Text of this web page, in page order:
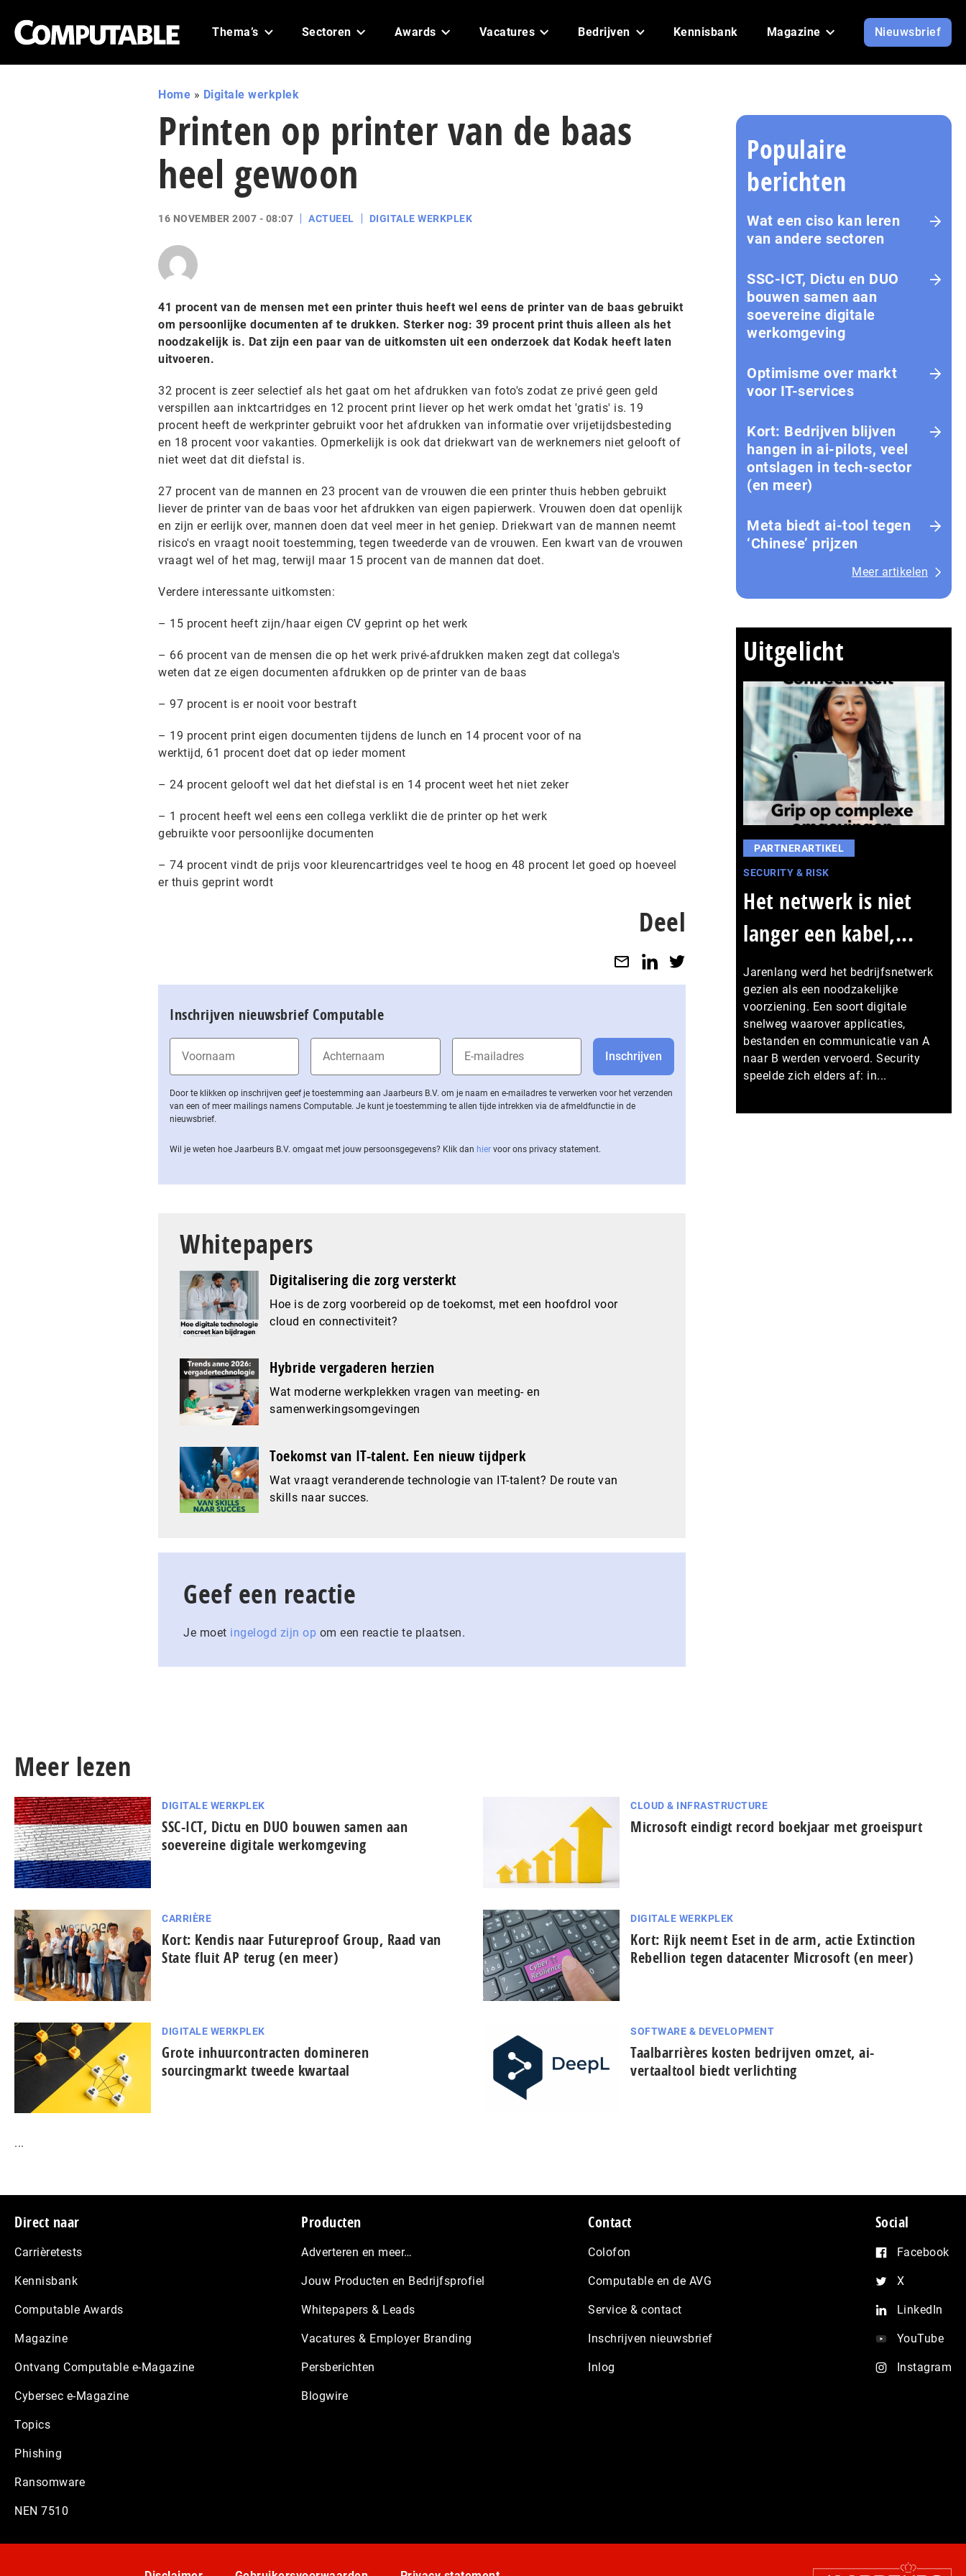
Thema’s Sectoren Awards Vacatures Bedrijven Kennisbank Magazine Nieuwsbrief
Home » Digitale werkplek
Printen op printer van de baas
heel gewoon
16 NOVEMBER 2007 - 08:07 ACTUEEL DIGITALE WERKPLEK
41 procent van de mensen met een printer thuis heeft wel eens de printer van de baas gebruikt
om persoonlijke documenten af te drukken. Sterker nog: 39 procent print thuis alleen als het
noodzakelijk is. Dat zijn een paar van de uitkomsten uit een onderzoek dat Kodak heeft laten
uitvoeren.
32 procent is zeer selectief als het gaat om het afdrukken van foto's zodat ze privé geen geld
verspillen aan inktcartridges en 12 procent print liever op het werk omdat het 'gratis' is. 19
procent heeft de werkprinter gebruikt voor het afdrukken van informatie over vrijetijdsbesteding
en 18 procent voor vakanties. Opmerkelijk is ook dat driekwart van de werknemers niet gelooft of
niet weet dat dit diefstal is.
27 procent van de mannen en 23 procent van de vrouwen die een printer thuis hebben gebruikt
liever de printer van de baas voor het afdrukken van eigen papierwerk. Vrouwen doen dat openlijk
en zijn er eerlijk over, mannen doen dat veel meer in het geniep. Driekwart van de mannen neemt
risico's en vraagt nooit toestemming, tegen tweederde van de vrouwen. Een kwart van de vrouwen
vraagt wel of het mag, terwijl maar 15 procent van de mannen dat doet.
Verdere interessante uitkomsten:
– 15 procent heeft zijn/haar eigen CV geprint op het werk
– 66 procent van de mensen die op het werk privé-afdrukken maken zegt dat collega's
weten dat ze eigen documenten afdrukken op de printer van de baas
– 97 procent is er nooit voor bestraft
– 19 procent print eigen documenten tijdens de lunch en 14 procent voor of na
werktijd, 61 procent doet dat op ieder moment
– 24 procent gelooft wel dat het diefstal is en 14 procent weet het niet zeker
– 1 procent heeft wel eens een collega verklikt die de printer op het werk
gebruikte voor persoonlijke documenten
– 74 procent vindt de prijs voor kleurencartridges veel te hoog en 48 procent let goed op hoeveel
er thuis geprint wordt
Deel
Inschrijven nieuwsbrief Computable
Door te klikken op inschrijven geef je toestemming aan Jaarbeurs B.V. om je naam en e-mailadres te verwerken voor het verzenden
van een of meer mailings namens Computable. Je kunt je toestemming te allen tijde intrekken via de af­meld­func­tie in de
nieuwsbrief.
Wil je weten hoe Jaarbeurs B.V. omgaat met jouw per­soons­ge­ge­vens? Klik dan hier voor ons privacy statement.
Whitepapers
Digitalisering die zorg versterkt
Hoe is de zorg voorbereid op de toekomst, met een hoofdrol voor
cloud en connectiviteit?
Hybride vergaderen herzien
Wat moderne werkplekken vragen van meeting- en
samenwerkingsomgevingen
Toekomst van IT-talent. Een nieuw tijdperk
Wat vraagt veranderende technologie van IT-talent? De route van
skills naar succes.
Geef een reactie
Je moet ingelogd zijn op om een reactie te plaatsen.
Populaire
berichten
Wat een ciso kan leren
van andere sectoren
SSC-ICT, Dictu en DUO
bouwen samen aan
soevereine digitale
werkomgeving
Optimisme over markt
voor IT-services
Kort: Bedrijven blijven
hangen in ai-pilots, veel
ontslagen in tech-sector
(en meer)
Meta biedt ai-tool tegen
‘Chinese’ prijzen
Meer artikelen
Uitgelicht
PARTNERARTIKEL
SECURITY & RISK
Het netwerk is niet
langer een kabel,...
Jarenlang werd het bedrijfsnetwerk
gezien als een noodzakelijke
voorziening. Een soort digitale
snelweg waarover applicaties,
bestanden en communicatie van A
naar B werden vervoerd. Security
speelde zich elders af: in...
Meer lezen
DIGITALE WERKPLEK
SSC-ICT, Dictu en DUO bouwen samen aan
soevereine digitale werkomgeving
CLOUD & INFRASTRUCTURE
Microsoft eindigt record boekjaar met groeispurt
CARRIÈRE
Kort: Kendis naar Futureproof Group, Raad van
State fluit AP terug (en meer)
DIGITALE WERKPLEK
Kort: Rijk neemt Eset in de arm, actie Extinction
Rebellion tegen datacenter Microsoft (en meer)
DIGITALE WERKPLEK
Grote inhuurcontracten domineren
sourcingmarkt tweede kwartaal
SOFTWARE & DEVELOPMENT
Taal­bar­ri­è­res kosten bedrijven omzet, ai-
vertaaltool biedt verlichting
...
Footer
Direct naar
Carrièretests
Kennisbank
Computable Awards
Magazine
Ontvang Computable e-Magazine
Cybersec e-Magazine
Topics
Phishing
Ransomware
NEN 7510
Producten
Adverteren en meer…
Jouw Producten en Bedrijfsprofiel
Whitepapers & Leads
Vacatures & Employer Branding
Persberichten
Blogwire
Contact
Colofon
Computable en de AVG
Service & contact
Inschrijven nieuwsbrief
Inlog
Social
Facebook
X
LinkedIn
YouTube
Instagram